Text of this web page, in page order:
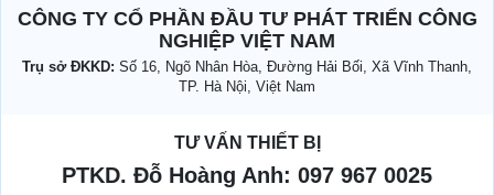
CÔNG TY CỔ PHẦN ĐẦU TƯ PHÁT TRIỂN CÔNG
NGHIỆP VIỆT NAM
Trụ sở ĐKKD: Số 16, Ngõ Nhân Hòa, Đường Hải Bối, Xã Vĩnh Thanh,
TP. Hà Nội, Việt Nam
TƯ VẤN THIẾT BỊ
PTKD. Đỗ Hoàng Anh: 097 967 0025